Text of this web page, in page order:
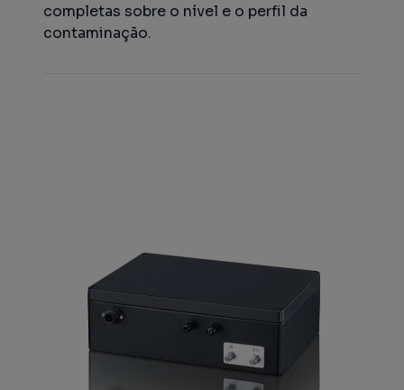
completas sobre o nível e o perfil da
contaminação.